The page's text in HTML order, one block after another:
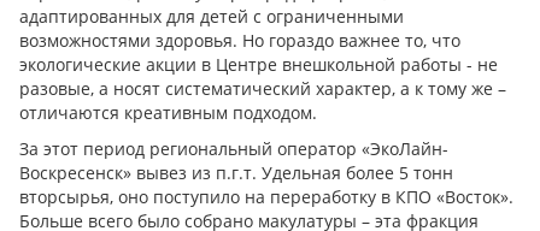
адаптированных для детей с ограниченными
возможностями здоровья. Но гораздо важнее то, что
экологические акции в Центре внешкольной работы - не
разовые, а носят систематический характер, а к тому же –
отличаются креативным подходом.
За этот период региональный оператор «ЭкоЛайн-
Воскресенск» вывез из п.г.т. Удельная более 5 тонн
вторсырья, оно поступило на переработку в КПО «Восток».
Больше всего было собрано макулатуры – эта фракция